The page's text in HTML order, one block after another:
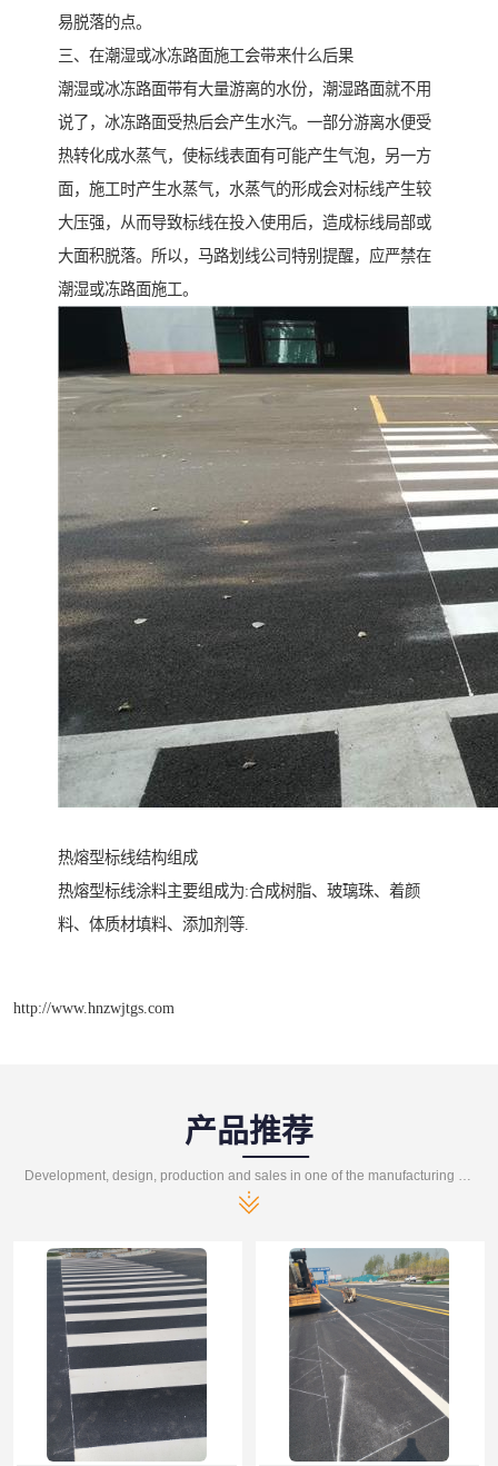
易脱落的点。
三、在潮湿或冰冻路面施工会带来什么后果
潮湿或冰冻路面带有大量游离的水份，潮湿路面就不用
说了，冰冻路面受热后会产生水汽。一部分游离水便受
热转化成水蒸气，使标线表面有可能产生气泡，另一方
面，施工时产生水蒸气，水蒸气的形成会对标线产生较
大压强，从而导致标线在投入使用后，造成标线局部或
大面积脱落。所以，马路划线公司特别提醒，应严禁在
潮湿或冻路面施工。
热熔型标线结构组成
热熔型标线涂料主要组成为:合成树脂、玻璃珠、着颜
料、体质材填料、添加剂等.
http://www.hnzwjtgs.com
产品推荐